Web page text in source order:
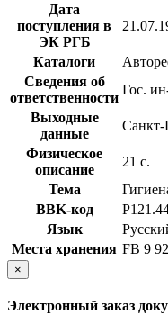
Дата
поступления в
ЭК РГБ
Каталоги
Сведения об
ответственности
Гос.
Выходные
данные
Санкт-
Физическое
описание
21 с.
Тема
BBK-код
Язык
Места хранения FB 9
×
Электронный заказ